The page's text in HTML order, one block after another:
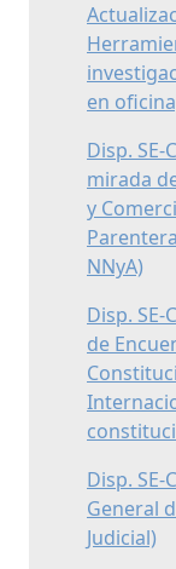
en
Disp. SE-
mirada
y
NNyA)
Disp. SE-
de
Disp. SE-
General
Judicial)